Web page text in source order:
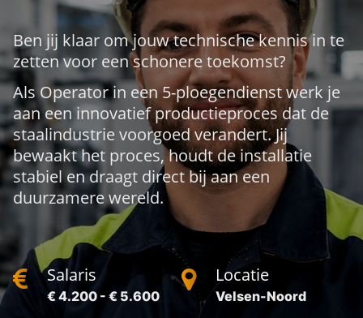
Ben jij klaar om jouw technische kennis in te
zetten voor een schonere toekomst?
Als Operator in een 5-ploegendienst werk je
aan een innovatief productieproces dat de
staalindustrie voorgoed verandert. Jij
bewaakt het proces, houdt de installatie
stabiel en draagt direct bij aan een
duurzamere wereld.
Salaris
€ 4.200 - € 5.600
Locatie
Velsen-Noord